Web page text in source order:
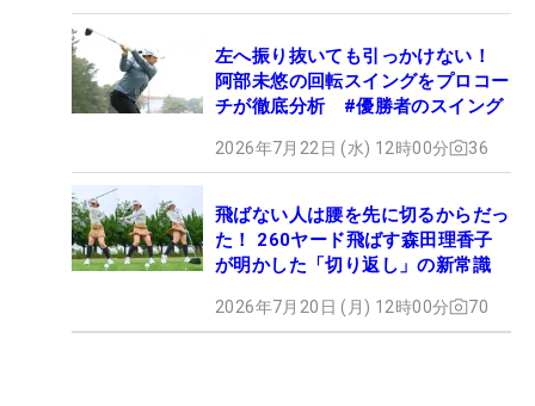
左へ振り抜いても引っかけない！
阿部未悠の回転スイングをプロコー
チが徹底分析 #優勝者のスイング
2026年7月22日 (水) 12時00分 36
飛ばない人は腰を先に切るからだっ
た！ 260ヤード飛ばす森田理香子
が明かした「切り返し」の新常識
2026年7月20日 (月) 12時00分 70